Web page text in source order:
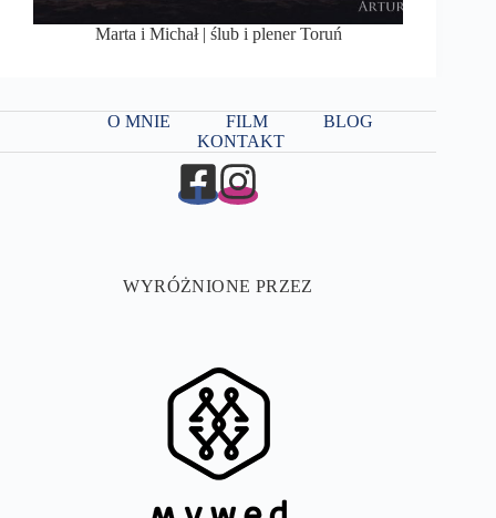
Marta i Michał | ślub i plener Toruń
O MNIE FILM
BLOG
KONTAKT
WYRÓŻNIONE PRZEZ